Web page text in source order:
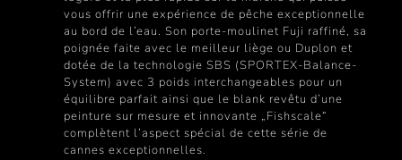
vous offrir une expérience de pêche exceptionnelle
au bord de l’eau. Son porte-moulinet Fuji raffiné, sa
poignée faite avec le meilleur liège ou Duplon et
dotée de la technologie SBS (SPORTEX-Balance-
System) avec 3 poids interchangeables pour un
équilibre parfait ainsi que le blank revêtu d’une
peinture sur mesure et innovante „Fishscale“
complètent l’aspect spécial de cette série de
cannes exceptionnelles.